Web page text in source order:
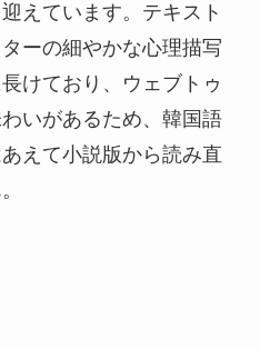
えています。テキスト
ーの細やかな心理描写
けており、ウェブトゥ
いがあるため、韓国語
えて小説版から読み直